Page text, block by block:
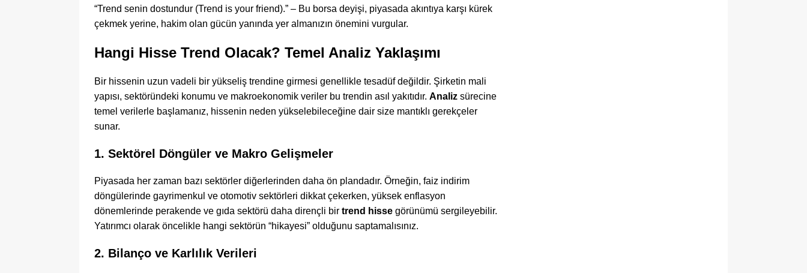
“Trend senin dostundur (Trend is your friend).” – Bu borsa deyişi, piyasada akıntıya karşı kürek
çekmek yerine, hakim olan gücün yanında yer almanızın önemini vurgular.
Hangi Hisse Trend Olacak? Temel Analiz Yaklaşımı
Bir hissenin uzun vadeli bir yükseliş trendine girmesi genellikle tesadüf değildir. Şirketin mali
yapısı, sektöründeki konumu ve makroekonomik veriler bu trendin asıl yakıtıdır. Analiz sürecine
temel verilerle başlamanız, hissenin neden yükselebileceğine dair size mantıklı gerekçeler
sunar.
1. Sektörel Döngüler ve Makro Gelişmeler
Piyasada her zaman bazı sektörler diğerlerinden daha ön plandadır. Örneğin, faiz indirim
döngülerinde gayrimenkul ve otomotiv sektörleri dikkat çekerken, yüksek enflasyon
dönemlerinde perakende ve gıda sektörü daha dirençli bir trend hisse görünümü sergileyebilir.
Yatırımcı olarak öncelikle hangi sektörün “hikayesi” olduğunu saptamalısınız.
2. Bilanço ve Karlılık Verileri